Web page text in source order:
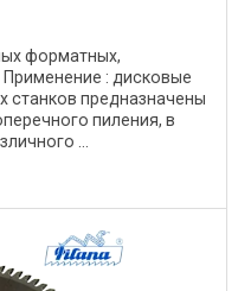
форматных,
: дисковые
станков предназначены
пиления, в
...